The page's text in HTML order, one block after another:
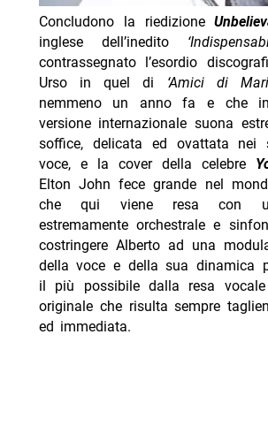
Concludono la riedizione
inglese dell’inedito
contrassegnato l’esordio
Urso in quel di ‘Amici di
nemmeno un anno fa e che
versione internazionale suona
soffice, delicata ed ovattata nei
voce, e la cover della celebre
Elton John fece grande nel
che qui viene resa con
estremamente orchestrale e
costringere Alberto ad una
della voce e della sua dinamica
il più possibile dalla resa vocale
originale che risulta sempre
ed immediata.